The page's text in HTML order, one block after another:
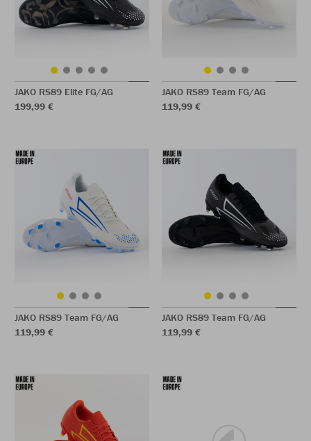
JAKO RS89 Elite FG/AG
199,99 €
JAKO RS89 Team FG/AG
119,99 €
JAKO RS89 Team FG/AG
119,99 €
JAKO RS89 Team FG/AG
119,99 €